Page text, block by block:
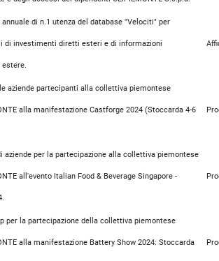
di n.1 utenza del database "Velociti" per
di investimenti diretti esteri e di informazioni
aziende partecipanti alla collettiva piemontese
alla manifestazione Castforge 2024 (Stoccarda 4-6
aziende per la partecipazione alla collettiva piemontese
all'evento Italian Food & Beverage Singapore -
per la partecipazione della collettiva piemontese
alla manifestazione Battery Show 2024: Stoccarda